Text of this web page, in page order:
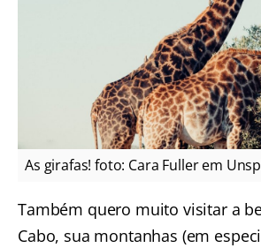
As girafas! foto: Cara Fuller em
Também quero muito visitar a
Cabo, sua montanhas (em